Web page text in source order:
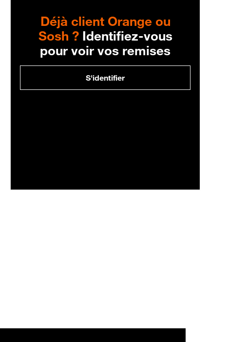
Déjà client Orange ou
Sosh ?Identifiez-vous
pour voir vos remises
S'identifier